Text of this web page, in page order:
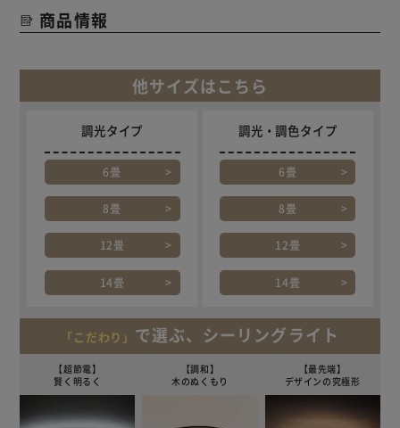
商品情報
他サイズはこちら
調光タイプ
6畳
8畳
12畳
14畳
調光・調色タイプ
6畳
8畳
12畳
14畳
「こだわり」 で選ぶ、シーリングライト
【超節電】
賢く明るく
【調和】
木のぬくもり
【最先端】
デザインの究極形